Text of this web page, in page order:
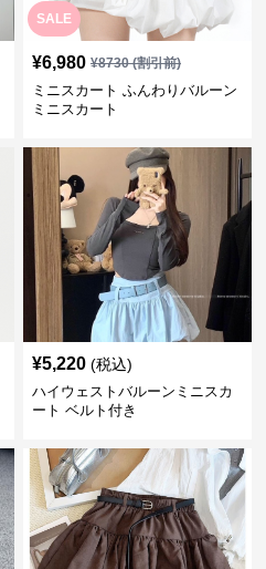
SALE
¥6,980 ¥8730(割引前)
ミニスカート ふんわりバルーン
ミニスカート
¥5,220 (税込)
ハイウェストバルーンミニスカ
ート ベルト付き